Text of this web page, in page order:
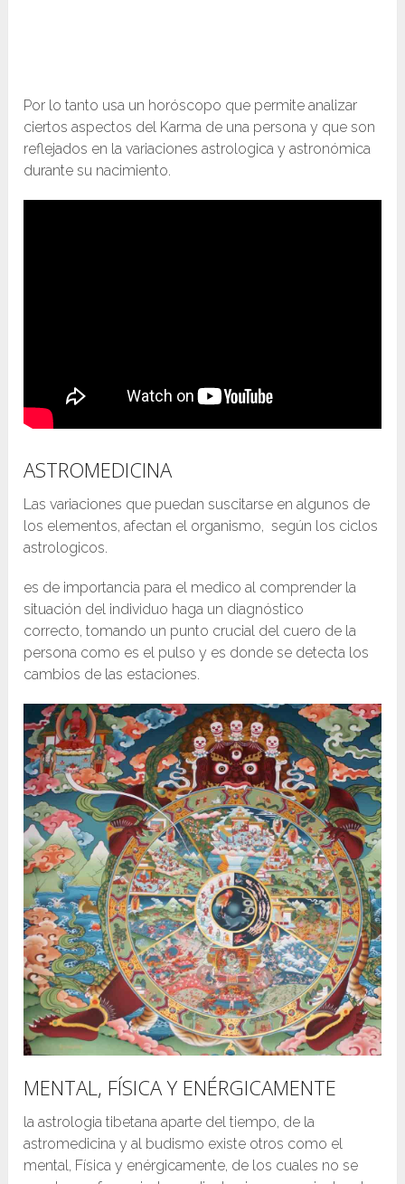
Por lo tanto usa un horóscopo que permite analizar
ciertos aspectos del Karma de una persona y que son
reflejados en la variaciones astrologica y astronómica
durante su nacimiento.
ASTROMEDICINA
Las variaciones que puedan suscitarse en algunos de
los elementos, afectan el organismo, según los ciclos
astrologicos.
es de importancia para el medico al comprender la
situación del individuo haga un diagnóstico
correcto, tomando un punto crucial del cuero de la
persona como es el pulso y es donde se detecta los
cambios de las estaciones.
MENTAL, FÍSICA Y ENÉRGICAMENTE
la astrologia tibetana aparte del tiempo, de la
astromedicina y al budismo existe otros como el
mental, Física y enérgicamente, de los cuales no se